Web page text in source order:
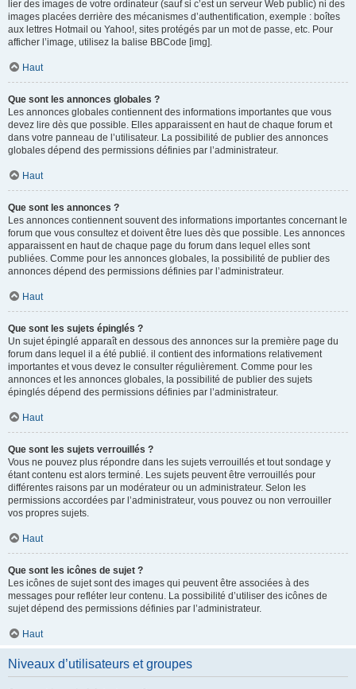
lier des images de votre ordinateur (sauf si c’est un serveur Web public) ni des
images placées derrière des mécanismes d’authentification, exemple : boîtes
aux lettres Hotmail ou Yahoo!, sites protégés par un mot de passe, etc. Pour
afficher l’image, utilisez la balise BBCode [img].
Haut
Que sont les annonces globales ?
Les annonces globales contiennent des informations importantes que vous
devez lire dès que possible. Elles apparaissent en haut de chaque forum et
dans votre panneau de l’utilisateur. La possibilité de publier des annonces
globales dépend des permissions définies par l’administrateur.
Haut
Que sont les annonces ?
Les annonces contiennent souvent des informations importantes concernant le
forum que vous consultez et doivent être lues dès que possible. Les annonces
apparaissent en haut de chaque page du forum dans lequel elles sont
publiées. Comme pour les annonces globales, la possibilité de publier des
annonces dépend des permissions définies par l’administrateur.
Haut
Que sont les sujets épinglés ?
Un sujet épinglé apparaît en dessous des annonces sur la première page du
forum dans lequel il a été publié. il contient des informations relativement
importantes et vous devez le consulter régulièrement. Comme pour les
annonces et les annonces globales, la possibilité de publier des sujets
épinglés dépend des permissions définies par l’administrateur.
Haut
Que sont les sujets verrouillés ?
Vous ne pouvez plus répondre dans les sujets verrouillés et tout sondage y
étant contenu est alors terminé. Les sujets peuvent être verrouillés pour
différentes raisons par un modérateur ou un administrateur. Selon les
permissions accordées par l’administrateur, vous pouvez ou non verrouiller
vos propres sujets.
Haut
Que sont les icônes de sujet ?
Les icônes de sujet sont des images qui peuvent être associées à des
messages pour refléter leur contenu. La possibilité d’utiliser des icônes de
sujet dépend des permissions définies par l’administrateur.
Haut
Niveaux d’utilisateurs et groupes